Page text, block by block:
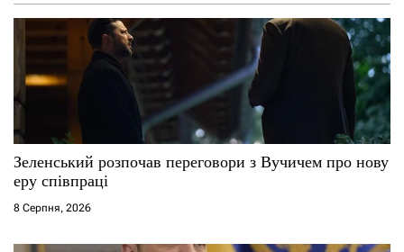
Зеленський розпочав переговори з Вучичем про нову
еру співпраці
8 Серпня, 2026